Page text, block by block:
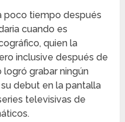
poco tiempo después
cuando es
quien la
inclusive después de
grabar ningún
debut en la pantalla
televisivas de